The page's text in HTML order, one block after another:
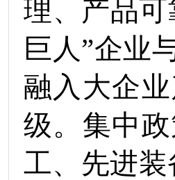
理、产品
巨人”企业
融入大企
级。集中
工、先进